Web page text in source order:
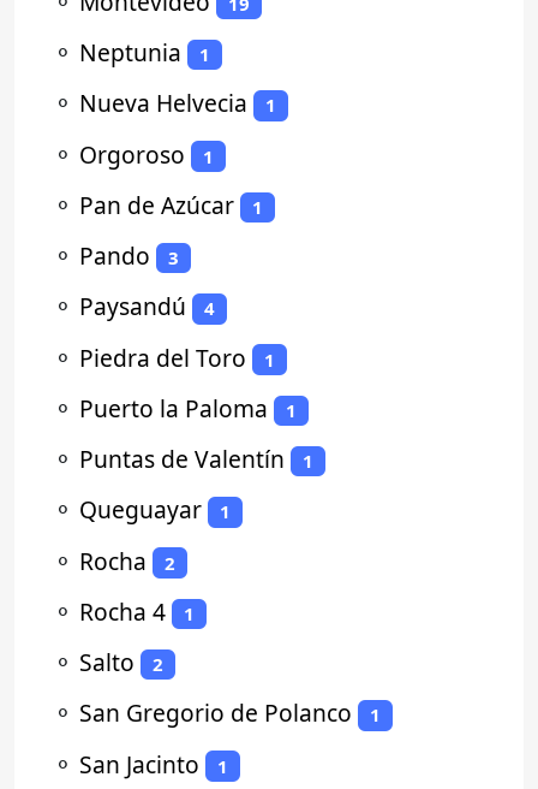
⚬ Neptunia 1
⚬ Nueva Helvecia 1
⚬ Orgoroso 1
⚬ Pan de Azúcar 1
⚬ Pando 3
⚬ Paysandú 4
⚬ Piedra del Toro 1
⚬ Puerto la Paloma 1
⚬ Puntas de Valentín 1
⚬ Queguayar 1
⚬ Rocha 2
⚬ Rocha 4 1
⚬ Salto 2
⚬ San Gregorio de Polanco 1
⚬ San Jacinto 1